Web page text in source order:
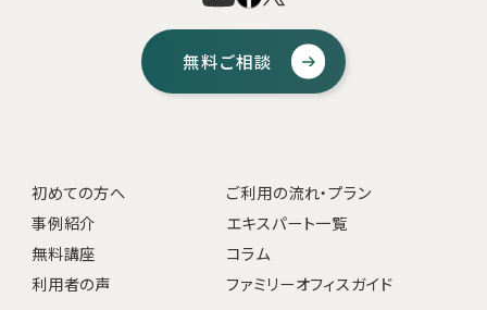
無料ご相談
初めての方へ
ご利用の流れ・プラン
事例紹介
エキスパート一覧
無料講座
コラム
利用者の声
ファミリーオフィスガイド